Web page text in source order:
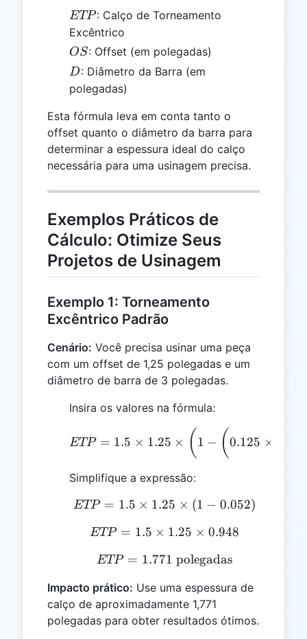
ETP
ETP: Calço de Torneamento
Excêntrico
OS
OS: Offset (em polegadas)
D
D: Diâmetro da Barra (em
polegadas)
Esta fórmula leva em conta tanto o
offset quanto o diâmetro da barra para
determinar a espessura ideal do calço
necessária para uma usinagem precisa.
Exemplos Práticos de
Cálculo: Otimize Seus
Projetos de Usinagem
Exemplo 1: Torneamento
Excêntrico Padrão
Cenário: Você precisa usinar uma peça
com um offset de 1,25 polegadas e um
diâmetro de barra de 3 polegadas.
Insira os valores na fórmula:
ETP = 1.5 \times 1.25
ETP = 1.5 × 1.25 × ( 1 − (0.125 ×
Simplifique a expressão:
ETP = 1.5 \times 1.25
ETP = 1.5 × 1.25 × (1 − 0.052)
ETP = 1.5 \times 1.25
ETP = 1.5 × 1.25 × 0.948
ETP = 1.771 \text{
ETP = 1.771 polegadas
Impacto prático: Use uma espessura de
calço de aproximadamente 1,771
polegadas para obter resultados ótimos.